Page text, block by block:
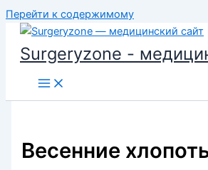
Перейти к содержимому
Surgeryzone -
Весенние